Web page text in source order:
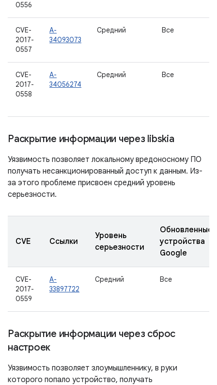
0556
CVE-
2017-
0557
A-
34093073
Средний Все
CVE-
2017-
0558
A-
34056274
Средний Все
Раскрытие информации через libskia
Уязвимость позволяет локальному вредоносному ПО
получать несанкционированный доступ к данным. Из-
за этого проблеме присвоен средний уровень
серьезности.
CVE Ссылки
Уровень
серьезности
Обновленные
устройства
Google
CVE-
2017-
0559
A-
33897722
Средний Все
Раскрытие информации через сброс
настроек
Уязвимость позволяет злоумышленнику, в руки
которого попало устройство, получать